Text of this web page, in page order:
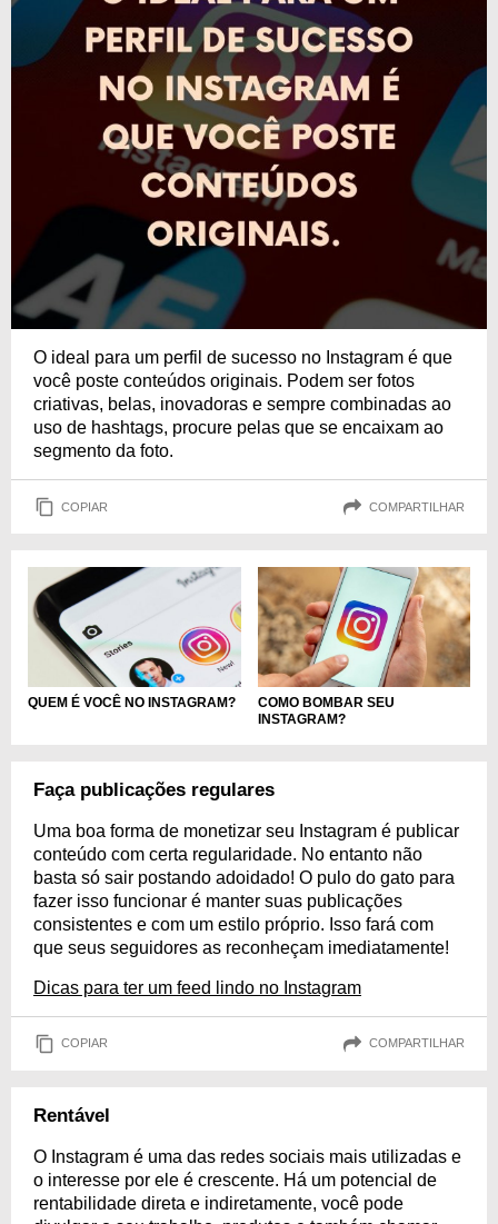
O ideal para um perfil de sucesso no Instagram é que
você poste conteúdos originais. Podem ser fotos
criativas, belas, inovadoras e sempre combinadas ao
uso de hashtags, procure pelas que se encaixam ao
segmento da foto.
COPIAR COMPARTILHAR
QUEM É VOCÊ NO INSTAGRAM?
COMO BOMBAR SEU
INSTAGRAM?
Faça publicações regulares
Uma boa forma de monetizar seu Instagram é publicar
conteúdo com certa regularidade. No entanto não
basta só sair postando adoidado! O pulo do gato para
fazer isso funcionar é manter suas publicações
consistentes e com um estilo próprio. Isso fará com
que seus seguidores as reconheçam imediatamente!
Dicas para ter um feed lindo no Instagram
COPIAR COMPARTILHAR
Rentável
O Instagram é uma das redes sociais mais utilizadas e
o interesse por ele é crescente. Há um potencial de
rentabilidade direta e indiretamente, você pode